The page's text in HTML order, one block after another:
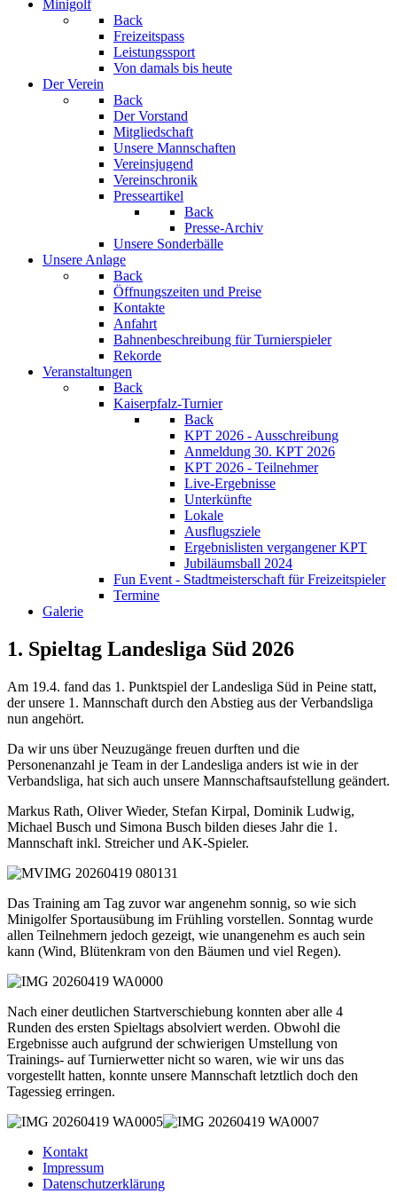
Minigolf
Back
Freizeitspass
Leistungssport
Von damals bis heute
Der Verein
Back
Der Vorstand
Mitgliedschaft
Unsere Mannschaften
Vereinsjugend
Vereinschronik
Presseartikel
Back
Presse-Archiv
Unsere Sonderbälle
Unsere Anlage
Back
Öffnungszeiten und Preise
Kontakte
Anfahrt
Bahnenbeschreibung für Turnierspieler
Rekorde
Veranstaltungen
Back
Kaiserpfalz-Turnier
Back
KPT 2026 - Ausschreibung
Anmeldung 30. KPT 2026
KPT 2026 - Teilnehmer
Live-Ergebnisse
Unterkünfte
Lokale
Ausflugsziele
Ergebnislisten vergangener KPT
Jubiläumsball 2024
Fun Event - Stadtmeisterschaft für Freizeitspieler
Termine
Galerie
1. Spieltag Landesliga Süd 2026
Am 19.4. fand das 1. Punktspiel der Landesliga Süd in Peine statt,
der unsere 1. Mannschaft durch den Abstieg aus der Verbandsliga
nun angehört.
Da wir uns über Neuzugänge freuen durften und die
Personenanzahl je Team in der Landesliga anders ist wie in der
Verbandsliga, hat sich auch unsere Mannschaftsaufstellung geändert.
Markus Rath, Oliver Wieder, Stefan Kirpal, Dominik Ludwig,
Michael Busch und Simona Busch bilden dieses Jahr die 1.
Mannschaft inkl. Streicher und AK-Spieler.
Das Training am Tag zuvor war angenehm sonnig, so wie sich
Minigolfer Sportausübung im Frühling vorstellen. Sonntag wurde
allen Teilnehmern jedoch gezeigt, wie unangenehm es auch sein
kann (Wind, Blütenkram von den Bäumen und viel Regen).
Nach einer deutlichen Startverschiebung konnten aber alle 4
Runden des ersten Spieltags absolviert werden. Obwohl die
Ergebnisse auch aufgrund der schwierigen Umstellung von
Trainings- auf Turnierwetter nicht so waren, wie wir uns das
vorgestellt hatten, konnte unsere Mannschaft letztlich doch den
Tagessieg erringen.
Kontakt
Impressum
Datenschutzerklärung